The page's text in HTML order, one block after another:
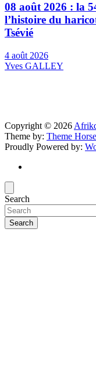
08 août 2026 : la
l’histoire du
Tsévié
4 août 2026
Yves GALLEY
Copyright © 2026
Theme by: Theme Horse
Proudly Powered by:
Search
Search